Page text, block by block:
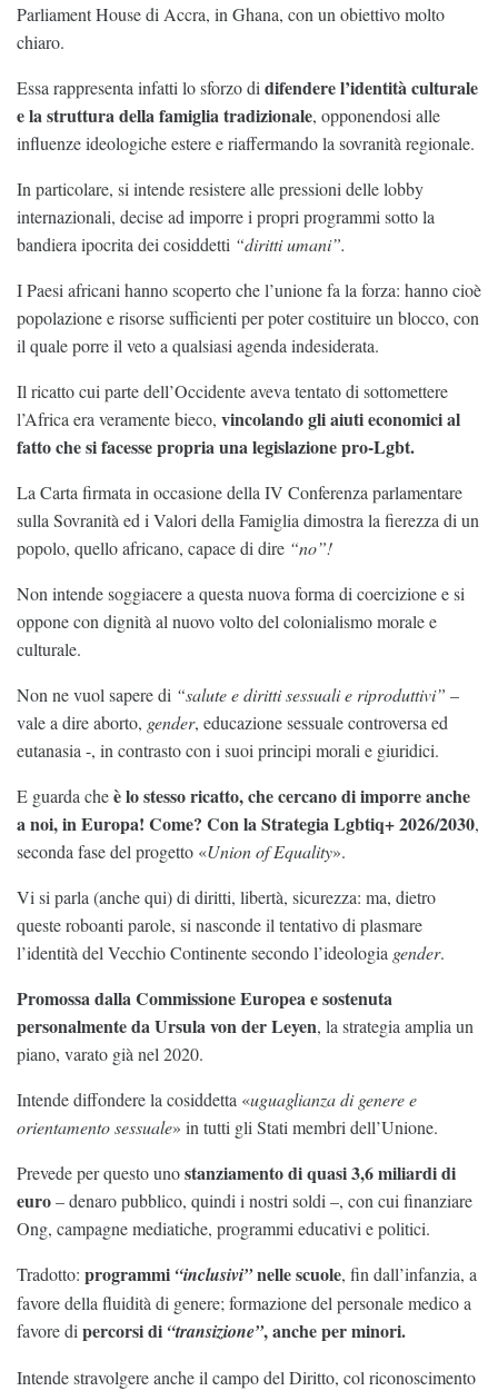
Parliament House di Accra, in Ghana, con un obiettivo molto
chiaro.
Essa rappresenta infatti lo sforzo di difendere l’identità culturale
e la struttura della famiglia tradizionale, opponendosi alle
influenze ideologiche estere e riaffermando la sovranità regionale.
In particolare, si intende resistere alle pressioni delle lobby
internazionali, decise ad imporre i propri programmi sotto la
bandiera ipocrita dei cosiddetti “diritti umani”.
I Paesi africani hanno scoperto che l’unione fa la forza: hanno cioè
popolazione e risorse sufficienti per poter costituire un blocco, con
il quale porre il veto a qualsiasi agenda indesiderata.
Il ricatto cui parte dell’Occidente aveva tentato di sottomettere
l’Africa era veramente bieco, vincolando gli aiuti economici al
fatto che si facesse propria una legislazione pro-Lgbt.
La Carta firmata in occasione della IV Conferenza parlamentare
sulla Sovranità ed i Valori della Famiglia dimostra la fierezza di un
popolo, quello africano, capace di dire “no”!
Non intende soggiacere a questa nuova forma di coercizione e si
oppone con dignità al nuovo volto del colonialismo morale e
culturale.
Non ne vuol sapere di “salute e diritti sessuali e riproduttivi” –
vale a dire aborto, gender, educazione sessuale controversa ed
eutanasia -, in contrasto con i suoi principi morali e giuridici.
E guarda cheè lo stesso ricatto, che cercano di imporre anche
a noi, in Europa! Come? Con la Strategia Lgbtiq+ 2026/2030,
seconda fase del progetto «Union of Equality».
Vi si parla (anche qui) di diritti, libertà, sicurezza: ma, dietro
queste roboanti parole, si nasconde il tentativo di plasmare
l’identità del Vecchio Continente secondo l’ideologia gender.
Promossa dalla Commissione Europea e sostenuta
personalmente da Ursula von der Leyen, la strategia amplia un
piano, varato già nel 2020.
Intende diffondere la cosiddetta «uguaglianza di genere e
orientamento sessuale» in tutti gli Stati membri dell’Unione.
Prevede per questo unostanziamento di quasi 3,6 miliardi di
euro– denaro pubblico, quindi i nostri soldi –, con cui finanziare
Ong, campagne mediatiche, programmi educativi e politici.
Tradotto: programmi “inclusivi”nelle scuole, fin dall’infanzia, a
favore della fluidità di genere; formazione del personale medico a
favore di percorsi di “transizione”, anche per minori.
Intende stravolgere anche il campo del Diritto, col riconoscimento